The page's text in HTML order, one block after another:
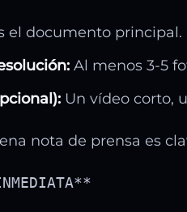
el documento
Al menos 3-5
Un vídeo corto,
nota de prensa es